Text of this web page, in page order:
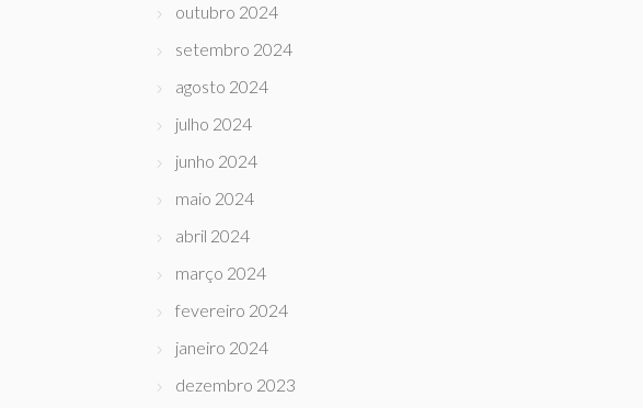
outubro 2024
setembro 2024
agosto 2024
julho 2024
junho 2024
maio 2024
abril 2024
março 2024
fevereiro 2024
janeiro 2024
dezembro 2023